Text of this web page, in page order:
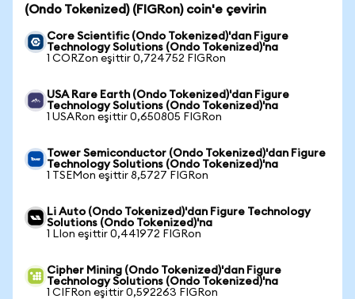
(Ondo Tokenized) (FIGRon) coin'e çevirin
Core Scientific (Ondo Tokenized)'dan Figure
Technology Solutions (Ondo Tokenized)'na
1 CORZon eşittir 0,724752 FIGRon
USA Rare Earth (Ondo Tokenized)'dan Figure
Technology Solutions (Ondo Tokenized)'na
1 USARon eşittir 0,650805 FIGRon
Tower Semiconductor (Ondo Tokenized)'dan Figure
Technology Solutions (Ondo Tokenized)'na
1 TSEMon eşittir 8,5727 FIGRon
Li Auto (Ondo Tokenized)'dan Figure Technology
Solutions (Ondo Tokenized)'na
1 LIon eşittir 0,441972 FIGRon
Cipher Mining (Ondo Tokenized)'dan Figure
Technology Solutions (Ondo Tokenized)'na
1 CIFRon eşittir 0,592263 FIGRon